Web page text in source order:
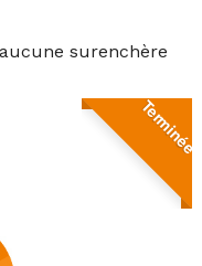
surenchère
Terminée